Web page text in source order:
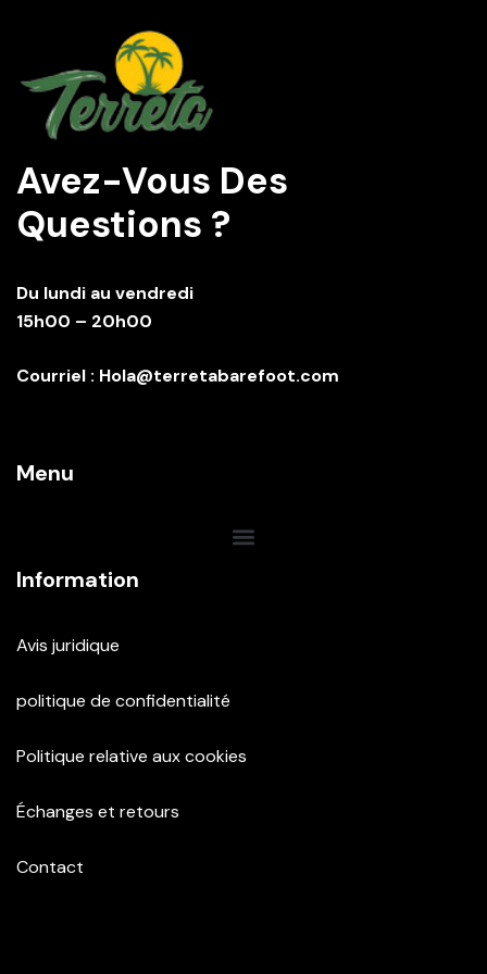
Avez-Vous Des
Questions ?
Du lundi au vendredi
15h00 – 20h00
Courriel : Hola@terretabarefoot.com
Menu
Information
Avis juridique
politique de confidentialité
Politique relative aux cookies
Échanges et retours
Contact